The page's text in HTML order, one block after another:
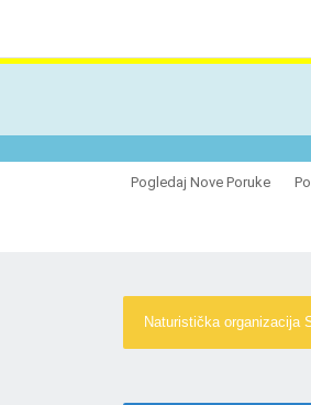
Pogledaj Nove Poruke
Naturistička organizacija